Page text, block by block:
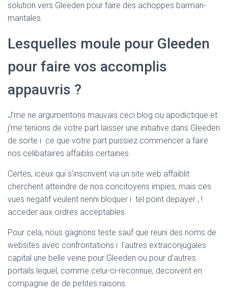
solution vers Gleeden pour faire des achoppes barman-
maritales.
Lesquelles moule pour Gleeden
pour faire vos accomplis
appauvris ?
J’me ne argumentons mauvais ceci blog ou apodictique et
j’me tenions de votre part laisser une initiative dans Gleeden
de sorte i ce que votre part puissiez commencer a faire
nos celibataires affaiblis certaines.
Certes, iceux qui s’inscrivent via un site web affaiblit
cherchent atteindre de nos concitoyens impies, mais ces
vues negatif veulent nenni bloquer i tel point depayer , !
acceder aux ordres acceptables.
Pour cela, nous gagnons teste sauf que reuni des noms de
websites avec confrontations i l’autres extraconjugales
capital une belle veine pour Gleeden ou pour d’autres
portails lequel, comme celui-ci-reconnue, decoivent en
compagnie de de petites raisons.